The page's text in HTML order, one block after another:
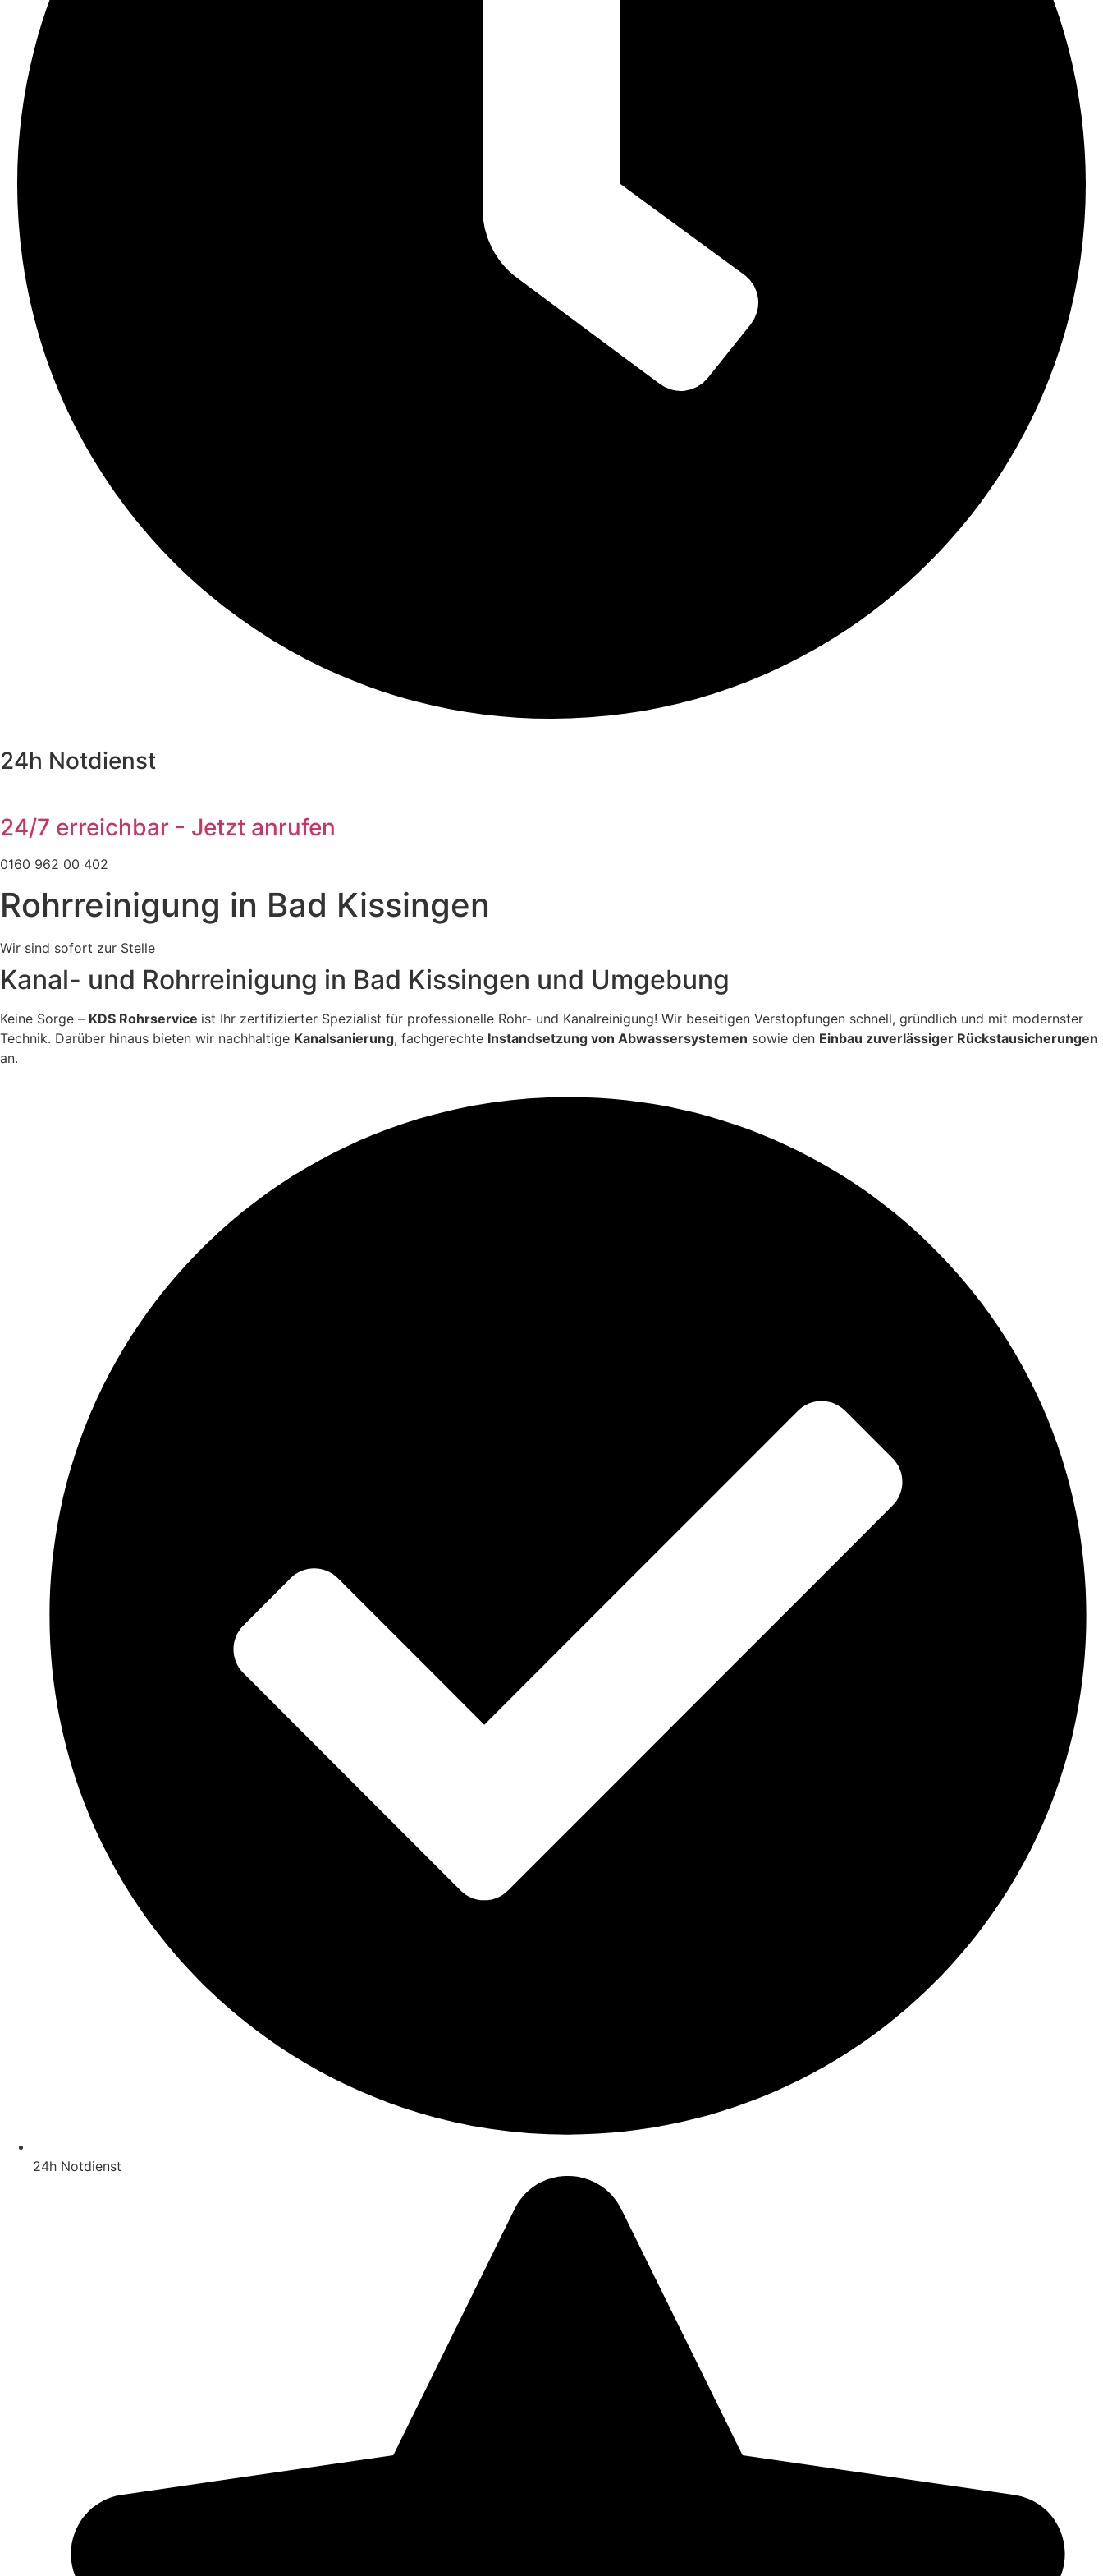
24h Notdienst
24/7 erreichbar - Jetzt anrufen
0160 962 00 402
Rohrreinigung in Bad Kissingen
Wir sind sofort zur Stelle
Kanal- und Rohrreinigung in Bad Kissingen und Umgebung
Keine Sorge – KDS Rohrservice ist Ihr zertifizierter Spezialist für professionelle Rohr- und Kanalreinigung! Wir beseitigen Verstopfungen schnell, gründlich und mit modernster
Technik. Darüber hinaus bieten wir nachhaltige Kanalsanierung, fachgerechte Instandsetzung von Abwassersystemen sowie den Einbau zuverlässiger Rückstausicherungen
an.
24h Notdienst